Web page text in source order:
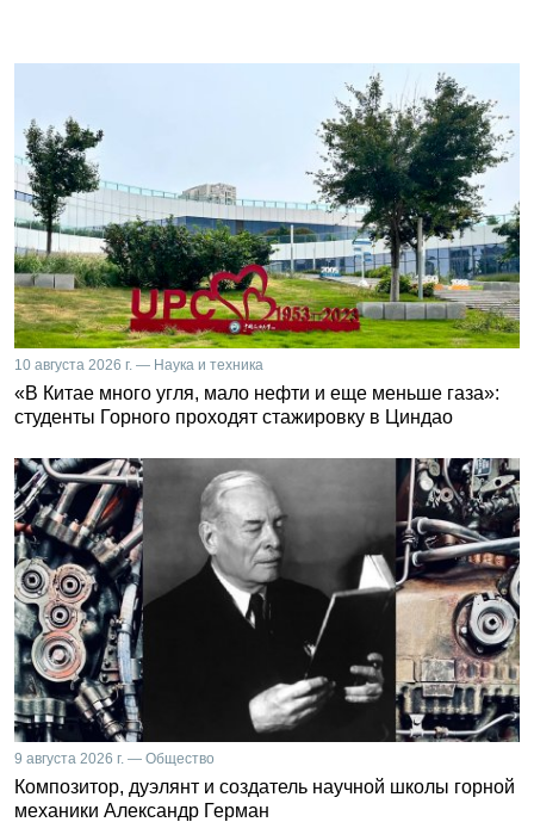
10 августа 2026 г. — Наука и техника
«В Китае много угля, мало нефти и еще меньше газа»:
студенты Горного проходят стажировку в Циндао
9 августа 2026 г. — Общество
Композитор, дуэлянт и создатель научной школы горной
механики Александр Герман